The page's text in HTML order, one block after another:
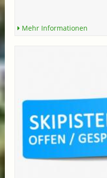
Mehr Informationen